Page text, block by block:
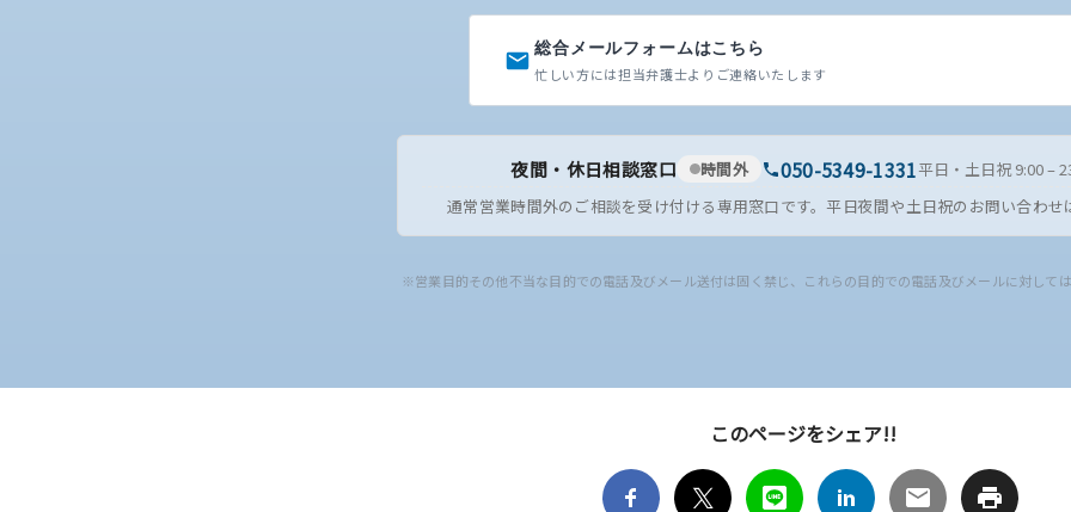
総合メールフォームはこちら
忙しい方には担当弁護士よりご連絡いたします
夜間・休日相談窓口 時間外 050-5349-1331平日・土日祝 9:00 –
通常営業時間外のご相談を受け付ける専用窓口です。平日夜間や土日祝のお問い合わせ
※営業目的その他不当な目的での電話及びメール送付は固く禁じ、これらの目的での電話及びメールに対して
このページをシェア!!